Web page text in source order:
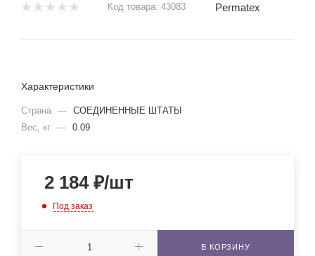
Код товара: 43083 Permatex
Характеристики
Страна — СОЕДИНЕННЫЕ ШТАТЫ
Вес, кг — 0.09
2 184₽/шт
Под заказ
В КОРЗИНУ